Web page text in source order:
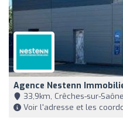
Agence Nestenn
33,9km, Crêches-sur-Saône
Voir l'adresse et les